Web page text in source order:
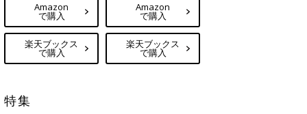
Amazon
で購入
楽天ブックス
で購入
Amazon
で購入
楽天ブックス
で購入
特集